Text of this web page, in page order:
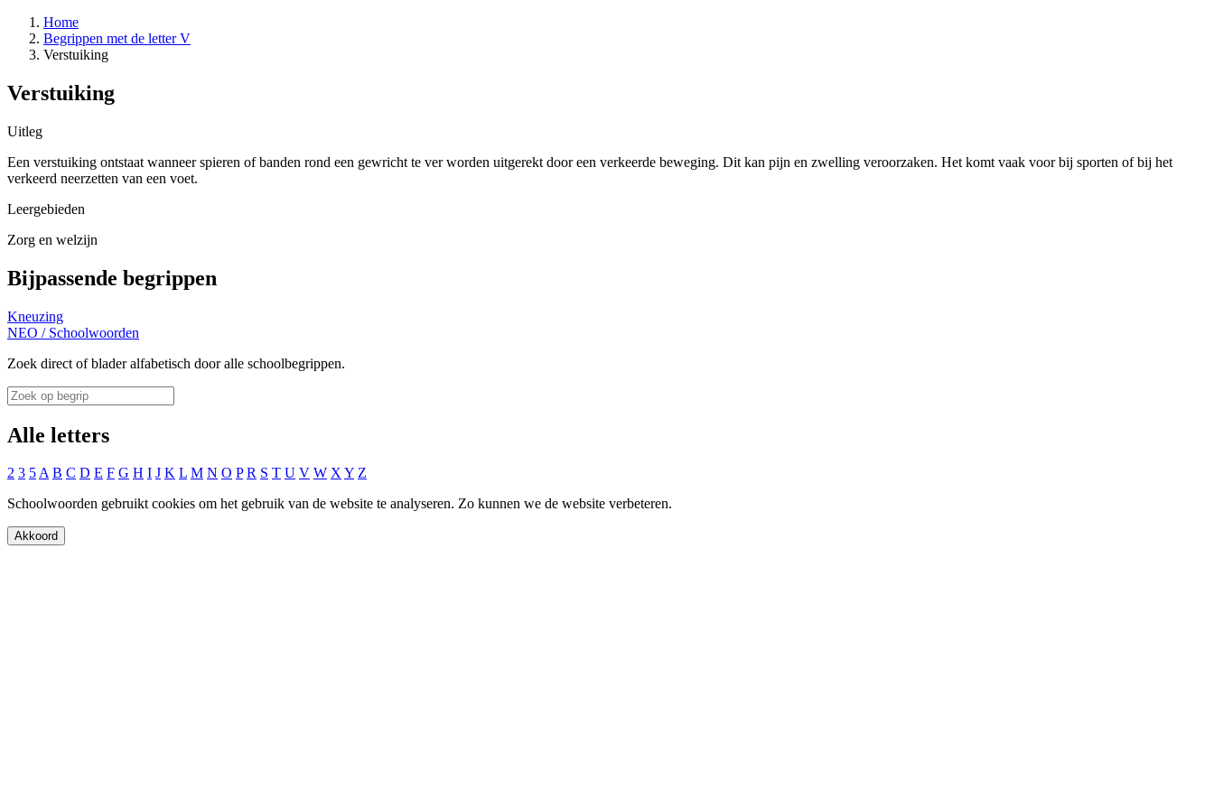
Home
Begrippen met de letter V
Verstuiking
Verstuiking
Uitleg
Een verstuiking ontstaat wanneer spieren of banden rond een gewricht te ver worden uitgerekt door een verkeerde beweging. Dit kan pijn en zwelling veroorzaken. Het komt vaak voor bij sporten of bij het
verkeerd neerzetten van een voet.
Leergebieden
Zorg en welzijn
Bijpassende begrippen
Kneuzing
NEO / Schoolwoorden
Zoek direct of blader alfabetisch door alle schoolbegrippen.
Alle letters
2 3 5A B C D E F G H I J K L M N O P R S T U V W XY Z
Schoolwoorden gebruikt cookies om het gebruik van de website te analyseren. Zo kunnen we de website verbeteren.
Akkoord